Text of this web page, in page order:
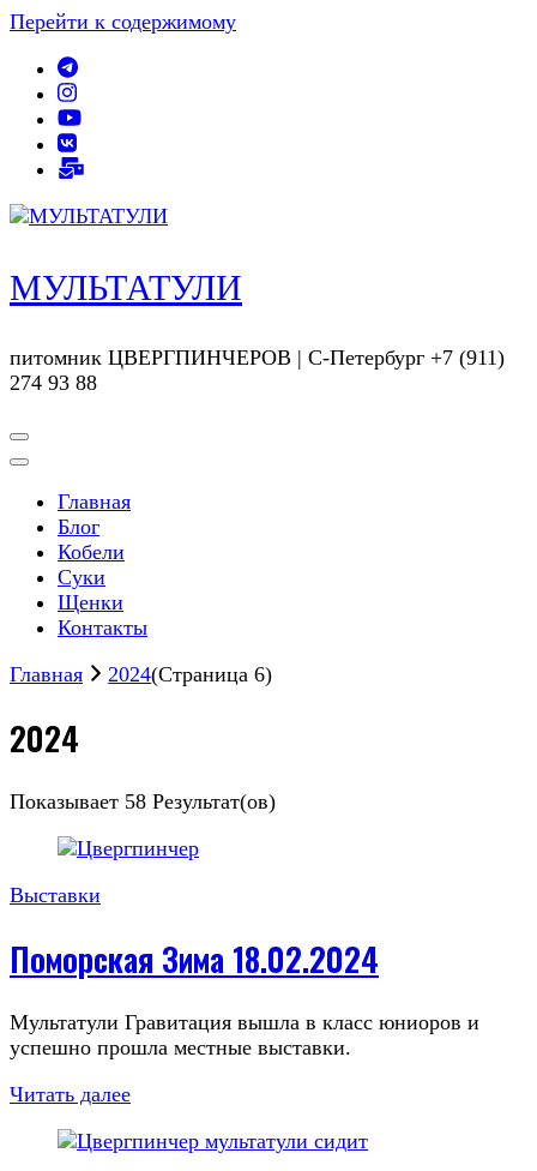
Перейти к содержимому
МУЛЬТАТУЛИ
питомник ЦВЕРГПИНЧЕРОВ | С-Петербург +7 (911)
274 93 88
Главная
Блог
Кобели
Суки
Щенки
Контакты
Главная
2024(Страница 6)
2024
Показывает 58 Результат(ов)
Выставки
Поморская Зима 18.02.2024
Мультатули Гравитация вышла в класс юниоров и
успешно прошла местные выставки.
Читать далее